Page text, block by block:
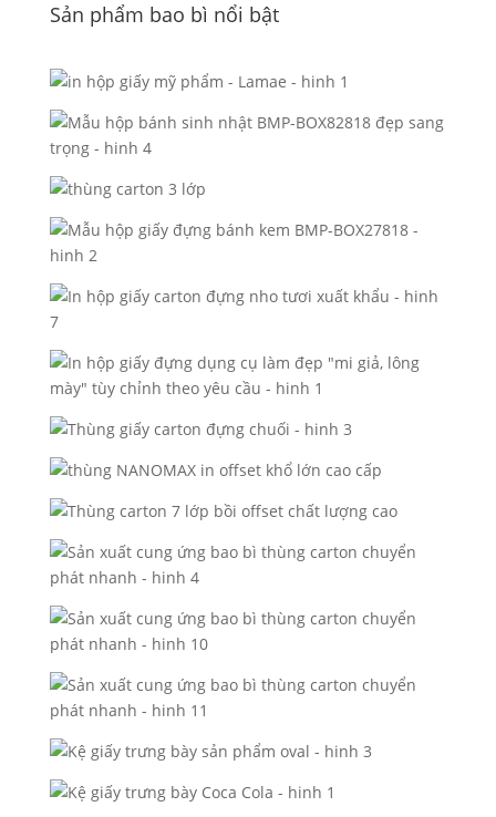
Sản phẩm bao bì nổi bật